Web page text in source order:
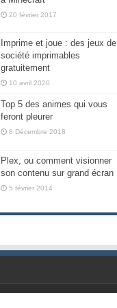
20 février 2017
Imprime et joue : des jeux de
société imprimables
gratuitement
10 avril 2020
Top 5 des animes qui vous
feront pleurer
8 Décembre 2018
Plex, ou comment visionner
son contenu sur grand écran
5 février 2014